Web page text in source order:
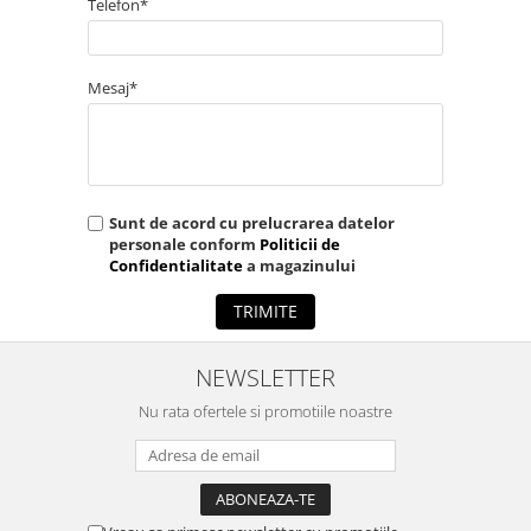
contribuind la protejarea mediului.
O investiție durabilă, ce oferă satisfacție pe termen
BucinMob Reghin:
Producător român cu o tradiție de peste 30 de ani în
fabricarea ferestrelor din lemn.
Echipă de profesioniști dedicați calității și
satisfacției clienților.
Servicii complete de consultanță, montaj și garanție.
Molid si stejar din munții Gurghiului
Uscarea lemnului:Controlată computerizat la
umiditatea de 8-10%
Tipuri de profile de lemn triplustratificat
Telefon*
Mesaj*
Sunt de acord cu prelucrarea datelor
personale conform Politicii de
Confidentialitatea magazinului
TRIMITE
NEWSLETTER
Nu rata ofertele si promotiile noastre